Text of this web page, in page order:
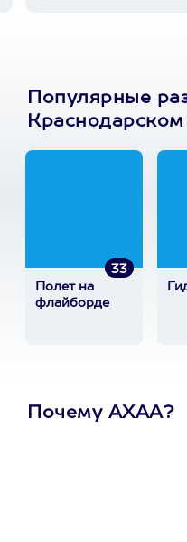
Популярные
Краснодарском
33
Полет на
флайборде
Почему АХАА?